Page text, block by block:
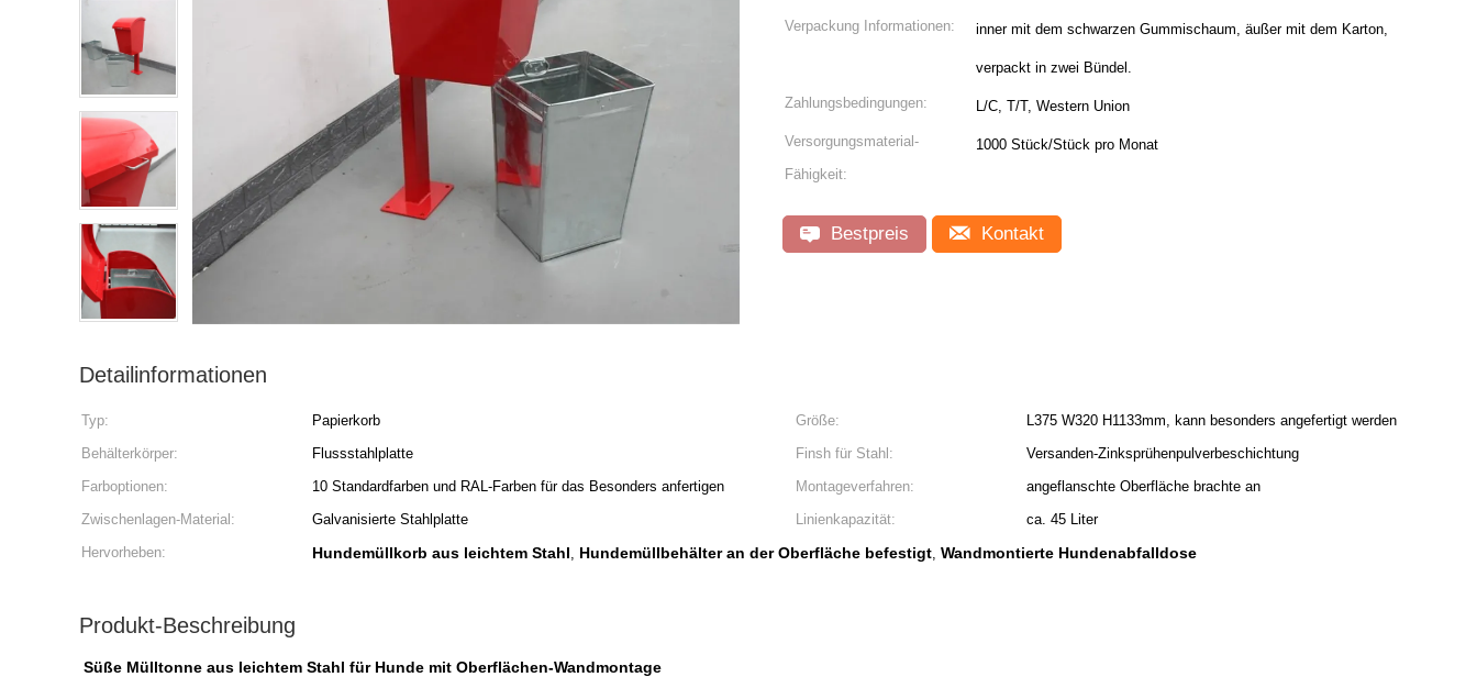
Verpackung Informationen: inner mit dem schwarzen Gummischaum, äußer mit dem Karton,
verpackt in zwei Bündel.
Zahlungsbedingungen: L/C, T/T, Western Union
Versorgungsmaterial-
Fähigkeit:
1000 Stück/Stück pro Monat
Bestpreis Kontakt
Detailinformationen
Typ: Papierkorb Größe:
L375 W320 H1133mm, kann besonders angefertigt werden
Behälterkörper:
Flussstahlplatte Finsh für Stahl:
Versanden-Zinksprühenpulverbeschichtung
Farboptionen:
10 Standardfarben und RAL-Farben für das Besonders anfertigen Montageverfahren:
angeflanschte Oberfläche brachte an
Zwischenlagen-Material:
Galvanisierte Stahlplatte Linienkapazität:
ca. 45 Liter
Hervorheben:
Hundemüllkorb aus leichtem Stahl, Hundemüllbehälter an der Oberfläche befestigt, Wandmontierte Hundenabfalldose
Produkt-Beschreibung
Süße Mülltonne aus leichtem Stahl für Hunde mit Oberflächen-Wandmontage